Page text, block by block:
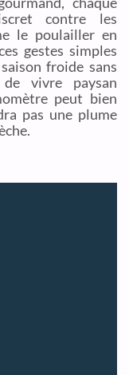
contre les
le poulailler en
gestes simples
froide sans
vivre paysan
peut bien
pas une plume